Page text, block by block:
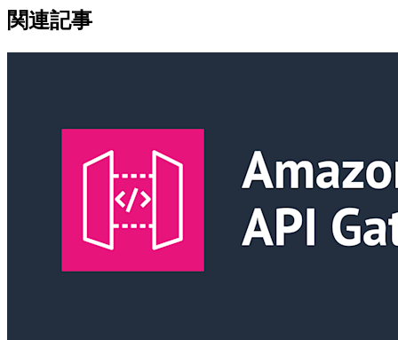
関連記事